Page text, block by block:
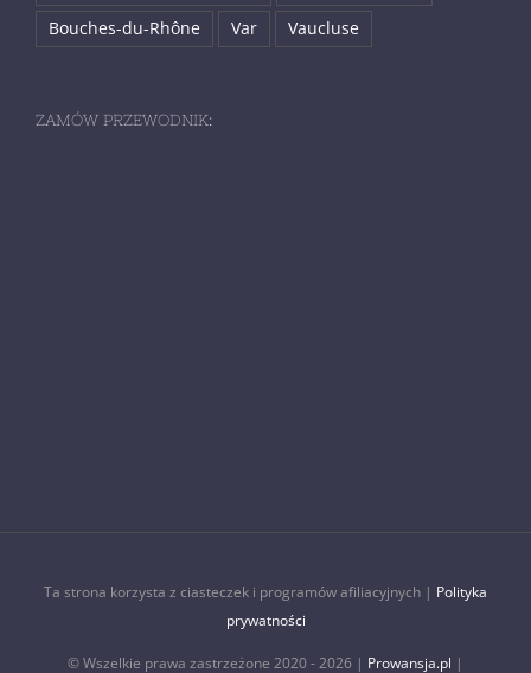
Bouches-du-Rhône
Var Vaucluse
ZAMÓW PRZEWODNIK:
Ta strona korzysta z ciasteczek i programów afiliacyjnych | Polityka
prywatności
© Wszelkie prawa zastrzeżone 2020 -2026 | Prowansja.pl |